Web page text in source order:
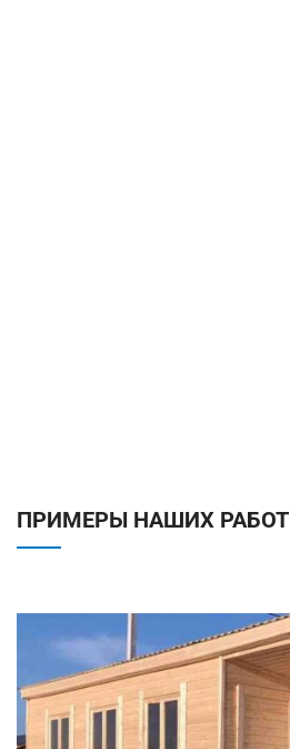
ПРИМЕРЫ НАШИХ РАБОТ